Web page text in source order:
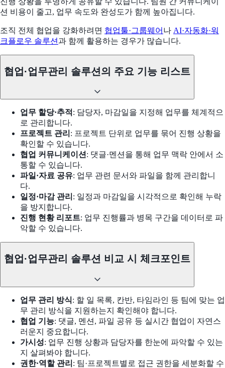
션 비용이 줄고, 업무 속도와 완성도가 함께 높아집니다.
조직 전체 협업을 강화하려면 협업툴·그룹웨어 나 AI·자동화·워
크플로우 솔루션 과 함께 활용하는 경우가 많습니다.
협업·업무관리 솔루션의 주요 기능 리스트
업무 할당·추적 : 담당자, 마감일을 지정해 업무를 체계적으
로 관리합니다.
프로젝트 관리 : 프로젝트 단위로 업무를 묶어 진행 상황을
확인할 수 있습니다.
협업 커뮤니케이션: 댓글·멘션을 통해 업무 맥락 안에서 소
통할 수 있습니다.
파일·자료 공유: 업무 관련 문서와 파일을 함께 관리합니
다.
일정·마감 관리 : 일정과 마감일을 시각적으로 확인해 누락
을 방지합니다.
진행 현황 리포트: 업무 진행률과 병목 구간을 데이터로 파
악할 수 있습니다.
협업·업무관리 솔루션 비교 시 체크포인트
업무 관리 방식: 할 일 목록, 칸반, 타임라인 등 팀에 맞는 업
무 관리 방식을 지원하는지 확인해야 합니다.
협업 기능: 댓글, 멘션, 파일 공유 등 실시간 협업이 자연스
러운지 중요합니다.
가시성: 업무 진행 상황과 담당자를 한눈에 파악할 수 있는
지 살펴봐야 합니다.
권한·역할 관리 : 팀·프로젝트별로 접근 권한을 세분화할 수